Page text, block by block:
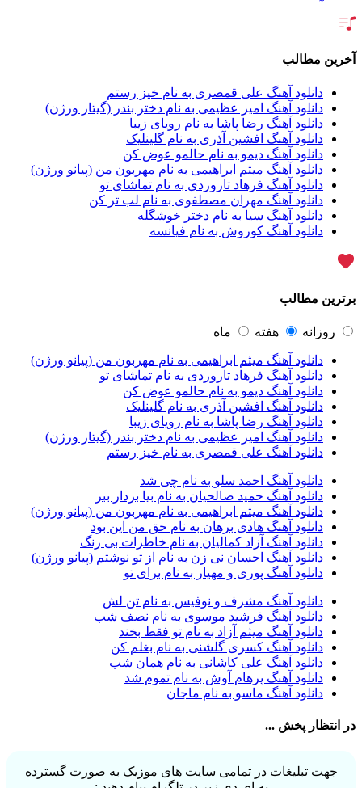
آراد عباسی
آراز
آراز آرا
آراز المان2
آراز نصیری1
آراکو1
آراکوم3
آران2
آران براتی1
آران براتی و ایمان حمیدی1
آران، مُوِرس و وینتِرس1
آرپژ1
آرتا1
آرتان گادلی
آرتين شاهوران1
آرتین1
آرتین بهادری12
آرتین سلیمانی1
آردا1
آرسام 1
آرسام سالار 1
آرسین 2
آرش AP و مسیح
29
آرش آج1
آرش آرام1
آرش ای پی2
آرش تشکری1
آرش جلالی و آقا فرا1
آرش حسینی1
آرش خان احمدی
آرش داوری1
آرش رادان1
آرش رستمى1
آرش شعبانی2
آرش عزیزی1
آرش عنقا1
آرش فرخزاد1
آرش قیصر خواه
آرش کسری1
آخرین مطالب
دانلود آهنگ علی قمصری به نام خیز رستم
دانلود آهنگ امیر عظیمی به نام دختر بندر (گیتار ورژن)
دانلود آهنگ رضا پاشا به نام رویای زیبا
دانلود آهنگ افشین آذری به نام گلینلیک
دانلود آهنگ دیمو به نام حالمو عوض کن
دانلود آهنگ میثم ابراهیمی به نام مهربون من (پیانو ورژن)
دانلود آهنگ فرهاد تاروردی به نام تماشای تو
دانلود آهنگ مهران مصطفوی به نام لب تر کن
دانلود آهنگ سیا به نام دختر خوشگله
دانلود آهنگ کوروش به نام فیانسه
برترین مطالب
روزانه هفته ماه
دانلود آهنگ میثم ابراهیمی به نام مهربون من (پیانو ورژن)
دانلود آهنگ فرهاد تاروردی به نام تماشای تو
دانلود آهنگ دیمو به نام حالمو عوض کن
دانلود آهنگ افشین آذری به نام گلینلیک
دانلود آهنگ رضا پاشا به نام رویای زیبا
دانلود آهنگ امیر عظیمی به نام دختر بندر (گیتار ورژن)
دانلود آهنگ علی قمصری به نام خیز رستم
دانلود آهنگ احمد سلو به نام چی شد
دانلود آهنگ حمید صالحیان به نام بیا بردار ببر
دانلود آهنگ میثم ابراهیمی به نام مهربون من (پیانو ورژن)
دانلود آهنگ هادی برهان به نام حق من این بود
دانلود آهنگ آزاد کمالیان به نام خاطرات بی رنگ
دانلود آهنگ احسان نی زن به نام از تو نوشتم (پیانو ورژن)
دانلود آهنگ پوری و مهیار به نام برای تو
دانلود آهنگ مشرف و نوفیس به نام تن لش
دانلود آهنگ فرشید موسوی به نام نصف شب
دانلود آهنگ میثم آزاد به نام تو فقط بخند
دانلود آهنگ کسری گلشنی به نام بغلم کن
دانلود آهنگ علی کاشانی به نام همان شب
دانلود آهنگ پرهام آوش به نام تموم شد
دانلود آهنگ ماسو به نام ماجان
در انتظار پخش ...
جهت تبلیغات در تمامی سایت های موزیک به صورت گسترده